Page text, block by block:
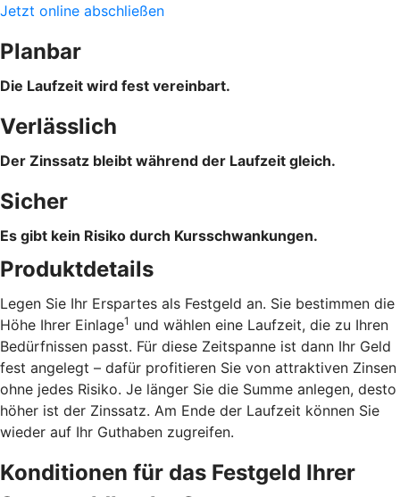
Jetzt online abschließen
Planbar
Die Laufzeit wird fest vereinbart.
Verlässlich
Der Zinssatz bleibt während der Laufzeit gleich.
Sicher
Es gibt kein Risiko durch Kursschwankungen.
Produktdetails
Legen Sie Ihr Erspartes als Festgeld an. Sie bestimmen die
Höhe Ihrer Einlage1 und wählen eine Laufzeit, die zu Ihren
Bedürfnissen passt. Für diese Zeitspanne ist dann Ihr Geld
fest angelegt – dafür profitieren Sie von attraktiven Zinsen
ohne jedes Risiko. Je länger Sie die Summe anlegen, desto
höher ist der Zinssatz. Am Ende der Laufzeit können Sie
wieder auf Ihr Guthaben zugreifen.
Konditionen für das Festgeld Ihrer